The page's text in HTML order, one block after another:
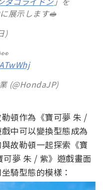
展示します🥪
)
(@HondaJP)
頓作為《寶可夢 朱 /
中可以變換型態成為
故勒頓一起探索《寶
夢 朱 / 紫》遊戲畫面
騎型態的模樣：